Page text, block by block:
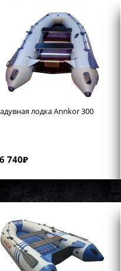
лодка Annkor 300
740₽